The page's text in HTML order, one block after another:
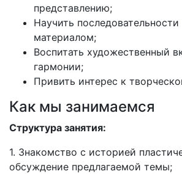
представлению;
Научить
материалом;
Воспитать художественный
гармонии;
Привить интерес к
Как мы занимаемся
Структура занятия:
1. Знакомство с историей
обсуждение предлагаемой темы;